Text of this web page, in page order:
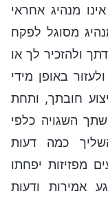
מנהיג אחראי
מסוגל לפקח
ולהזכיר לך או
באופן מידי
חובתך, ותחת
השגויה כלפי
כמה דעות
מפזיזות יפחתו
אמירות ודעות